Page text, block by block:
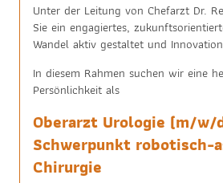
Unter der Leitung von Chefarzt Dr.
Sie ein engagiertes,
Wandel aktiv gestaltet und
In diesem Rahmen suchen wir eine
Persönlichkeit als
Oberarzt Urologie (m/w/
Schwerpunkt robotisch-
Chirurgie